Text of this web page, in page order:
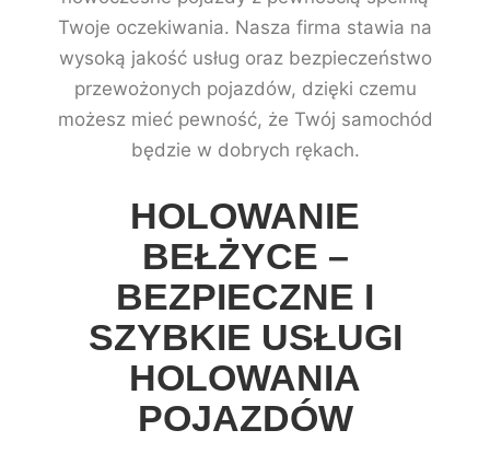
Twoje oczekiwania. Nasza firma stawia na
wysoką jakość usług oraz bezpieczeństwo
przewożonych pojazdów, dzięki czemu
możesz mieć pewność, że Twój samochód
będzie w dobrych rękach.
HOLOWANIE
BEŁŻYCE –
BEZPIECZNE I
SZYBKIE USŁUGI
HOLOWANIA
POJAZDÓW